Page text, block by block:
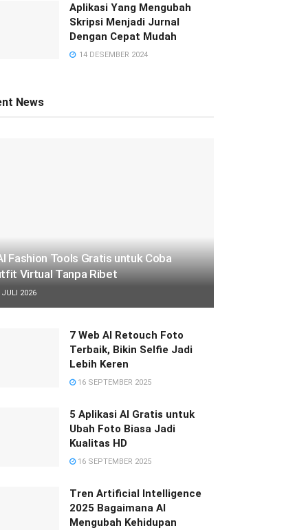
Aplikasi Yang Mengubah
Skripsi Menjadi Jurnal
Dengan Cepat Mudah
14 DESEMBER 2024
News
Fashion Tools Gratis untuk Coba
Virtual Tanpa Ribet
2026
7 Web AI Retouch Foto
Terbaik, Bikin Selfie Jadi
Lebih Keren
16 SEPTEMBER 2025
5 Aplikasi AI Gratis untuk
Ubah Foto Biasa Jadi
Kualitas HD
16 SEPTEMBER 2025
Tren Artificial Intelligence
2025 Bagaimana AI
Mengubah Kehidupan